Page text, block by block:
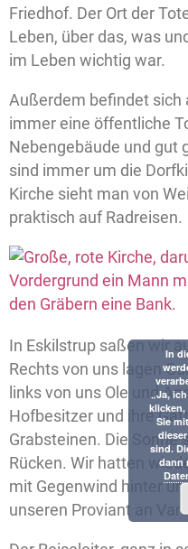
Friedhof. Der Ort der
Leben, über das, was
im Leben wichtig war.
Außerdem befindet sich
immer eine öffentliche
Nebengebäude und gut
sind immer um die
Kirche sieht man von
praktisch auf Radreisen.
In Eskilstrup saßen wir
Rechts von uns lagen
links von uns Ole und
Hofbesitzer und ihre
Grabsteinen. Die Sonne
Rücken. Wir hatten
mit Gegenwind hinter
unseren Proviant an
In
„Ja,
klicken,
Sie
sind.
dann